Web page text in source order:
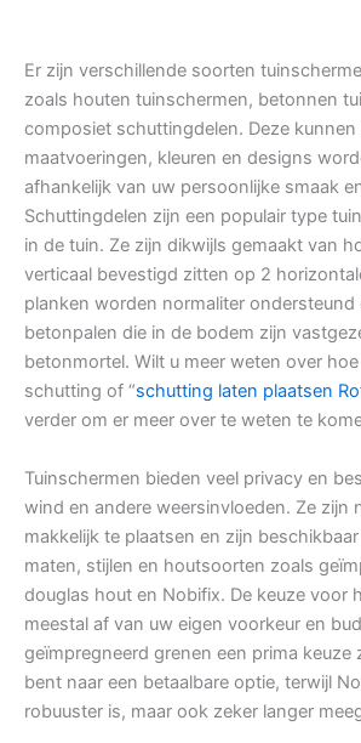
Er zijn verschillende soorten
zoals houten tuinschermen, betonnen
composiet schuttingdelen. Deze
maatvoeringen, kleuren en designs
afhankelijk van uw persoonlijke smaak
Schuttingdelen zijn een populair type
in de tuin. Ze zijn dikwijls gemaakt van
verticaal bevestigd zitten op 2
planken worden normaliter ondersteund
betonpalen die in de bodem zijn
betonmortel. Wilt u meer weten over
schutting of “schutting laten plaatsen
verder om er meer over te weten te
Tuinschermen bieden veel privacy en
wind en andere weersinvloeden. Ze zijn
makkelijk te plaatsen en zijn
maten, stijlen en houtsoorten zoals
douglas hout en Nobifix. De keuze voor
meestal af van uw eigen voorkeur en
geïmpregneerd grenen een prima keuze
bent naar een betaalbare optie, terwijl
robuuster is, maar ook zeker langer